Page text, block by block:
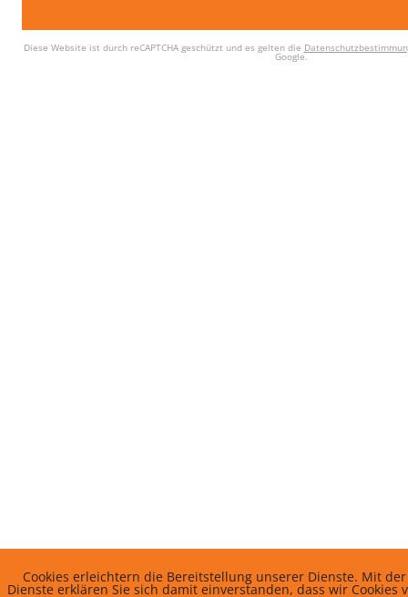
Diese Website ist durch reCAPTCHA geschützt und es gelten die
Google.
Cookies erleichtern die Bereitstellung unserer Dienste. Mit
Dienste erklären Sie sich damit einverstanden, dass wir Cookies